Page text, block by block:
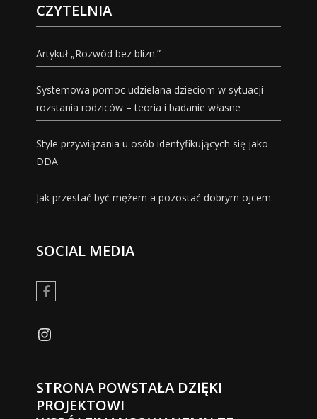
CZYTELNIA
Artykuł „Rozwód bez blizn.”
Systemowa pomoc udzielana dzieciom w sytuacji
rozstania rodziców – teoria i badanie własne
Style przywiązania u osób identyfikujących się jako
DDA
Jak przestać być mężem a pozostać dobrym ojcem.
SOCIAL MEDIA
Instagram
STRONA POWSTAŁA DZIĘKI
PROJEKTOWI